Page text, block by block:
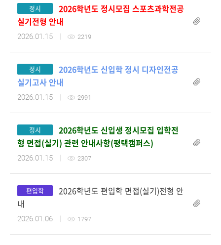
첨부파일
정시
2026학년도 정시모집 스포츠과학전공
실기전형 안내
첨부파일
2026.01.15 2219
정시
2026학년도 신입학 정시 디자인전공
실기고사 안내
첨부파일
2026.01.15 2991
정시
2026학년도 신입생 정시모집 입학전
형 면접(실기) 관련 안내사항(평택캠퍼스)
2026.01.15 2307
편입학
2026학년도 편입학 면접(실기)전형 안
내
2026.01.06 1797